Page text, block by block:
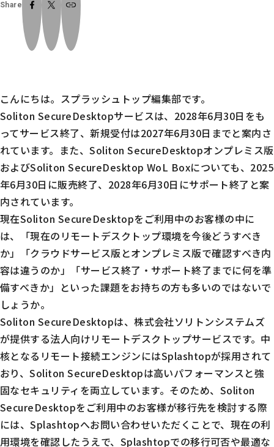
Share
こんにちは。スプラッシュトップ編集部です。
Soliton SecureDesktopサービスは、2028年6月30日をも
ってサービス終了、新規受付は2027年6月30日までと案内さ
れています。また、Soliton SecureDesktopオンプレミス版
およびSoliton SecureDesktop WoL Boxについても、2025
年6月30日に販売終了、2028年6月30日にサポート終了と案
内されています。
現在Soliton SecureDesktopをご利用中のお客様の中に
は、「現在のリモートデスクトップ環境を今後どうすべき
か」「クラウドサービス版とオンプレミス版で確認すべき内
容は違うのか」「サービス終了・サポート終了までに何を準
備すべきか」といった課題をお持ちの方も多いのではないで
しょうか。
Soliton SecureDesktopは、株式会社ソリトンシステムズ
が提供する法人向けリモートデスクトップサービスです。中
核となるリモート接続エンジンにはSplashtopが採用されて
おり、Soliton SecureDesktopは高いパフォーマンスと強
固なセキュリティを両立しています。そのため、Soliton
SecureDesktopをご利用中のお客様が移行先を検討する際
には、Splashtopへお問い合わせいただくことで、現在の利
用環境を確認したうえで、Splashtopでの移行可否や最適な